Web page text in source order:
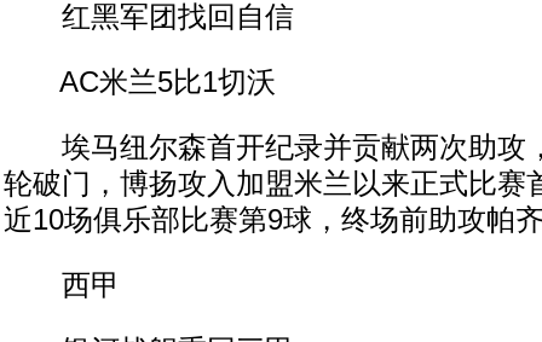
红黑军团找回自信
AC米兰5比1切沃
埃马纽尔森首开纪录并贡献两次助攻
轮破门，博扬攻入加盟米兰以来正式比赛
近10场俱乐部比赛第9球，终场前助攻帕
西甲